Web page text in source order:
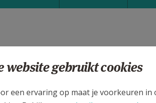
website gebruikt cookies
een ervaring op maat je voorkeuren in